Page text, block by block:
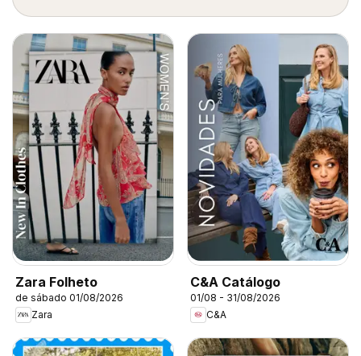
Zara Folheto
de sábado 01/08/2026
Zara
C&A Catálogo
01/08 - 31/08/2026
C&A